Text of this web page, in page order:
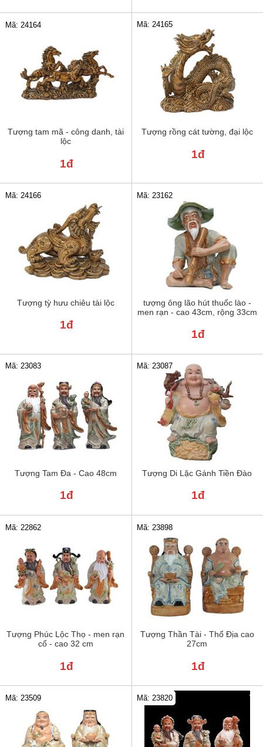
Tượng tam mã - công danh, tài
lộc
Mã: 24164
1đ
Tượng rồng cát tường, đại lộc
Mã: 24165
1đ
Tượng tỳ hưu chiêu tài lộc
Mã: 24166
1đ
tượng ông lão hút thuốc lào -
men rạn - cao 43cm, rộng 33cm
Mã: 23162
1đ
Tượng Tam Đa - Cao 48cm
Mã: 23083
1đ
Tượng Di Lặc Gánh Tiền Đào
Mã: 23087
1đ
Tượng Phúc Lộc Thọ - men rạn
cổ - cao 32 cm
Mã: 22862
1đ
Tượng Thần Tài - Thổ Địa cao
27cm
Mã: 23898
1đ
Mã: 23509 Mã: 23820